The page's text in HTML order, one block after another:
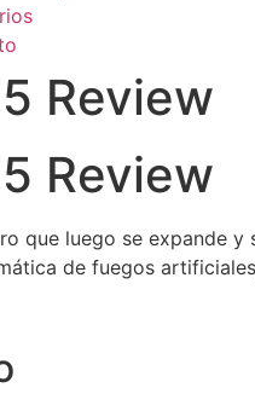
Review
Review
que luego se expande
de fuegos